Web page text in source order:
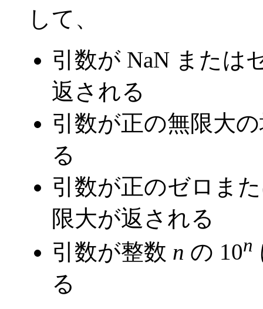
して、
引数が NaN または
返される
引数が正の無限大
る
引数が正のゼロま
限大が返される
引数が整数 n の 10n
る